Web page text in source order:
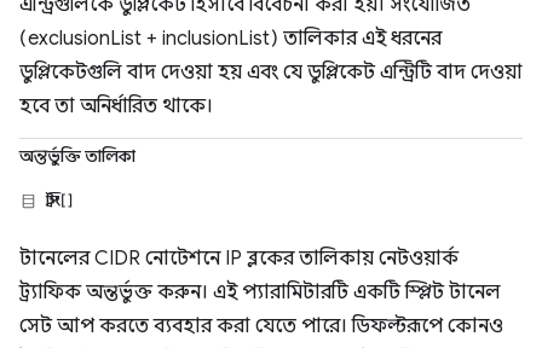
এন্ট্রিগুলিকে ডুপ্লিকেট হিসাবে বিবেচনা করা হয়। সংযোজিত
(exclusionList + inclusionList) তালিকার এই ধরনের
ডুপ্লিকেটগুলি বাদ দেওয়া হয় এবং যে ডুপ্লিকেট এন্ট্রিটি বাদ দেওয়া
হবে তা অনির্ধারিত থাকে।
অন্তর্ভুক্তি তালিকা
স্ট্রিং[]
টানেলের CIDR নোটেশনে IP ব্লকের তালিকায় নেটওয়ার্ক
ট্র্যাফিক অন্তর্ভুক্ত করুন। এই প্যারামিটারটি একটি স্প্লিট টানেল
সেট আপ করতে ব্যবহার করা যেতে পারে। ডিফল্টরূপে কোনও